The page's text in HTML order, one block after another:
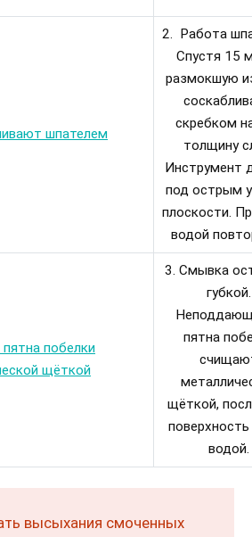
2. Работа
Спустя 15
размокшую
скребком
толщину
Инструмент
под острым
плоскости.
водой
3. Смывка
губкой.
пятна
щёткой,
водой.
высыхания смоченных